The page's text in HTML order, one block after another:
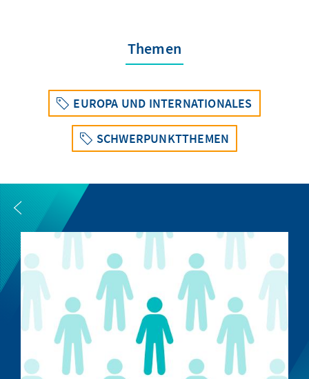
Themen
EUROPA UND INTERNATIONALES
SCHWERPUNKTTHEMEN